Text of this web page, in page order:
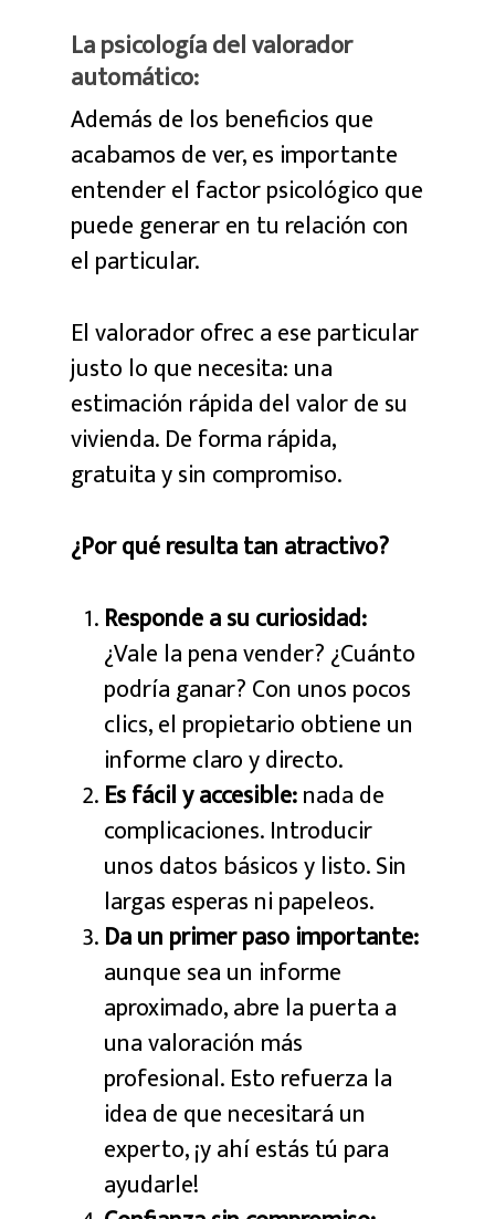
La psicología del valorador
automático:
Además de los beneficios que
acabamos de ver, es importante
entender el factor psicológico que
puede generar en tu relación con
el particular.
El valorador ofrec a ese particular
justo lo que necesita: una
estimación rápida del valor de su
vivienda. De forma rápida,
gratuita y sin compromiso.
¿Por qué resulta tan atractivo?
Responde a su curiosidad:
¿Vale la pena vender? ¿Cuánto
podría ganar? Con unos pocos
clics, el propietario obtiene un
informe claro y directo.
Es fácil y accesible:nada de
complicaciones. Introducir
unos datos básicos y listo. Sin
largas esperas ni papeleos.
Da un primer paso importante:
aunque sea un informe
aproximado, abre la puerta a
una valoración más
profesional. Esto refuerza la
idea de que necesitará un
experto, ¡y ahí estás tú para
ayudarle!